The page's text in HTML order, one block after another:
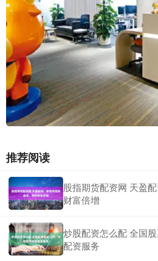
推荐阅读
股指期货配资网 天盈
财富倍增
炒股配资怎么配 全国
配资服务